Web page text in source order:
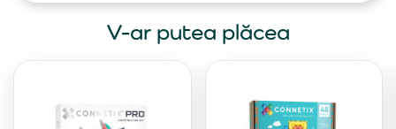
V-ar putea plăcea